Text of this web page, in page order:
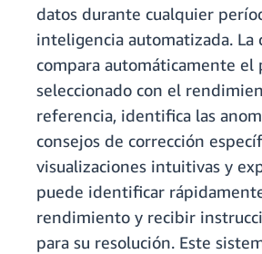
datos durante cualquier
inteligencia automatizada. La
compara automáticamente
seleccionado con el
referencia, identifica las
consejos de corrección
visualizaciones intuitivas y
puede identificar
rendimiento y recibir
para su resolución. Este